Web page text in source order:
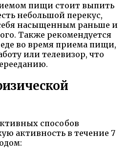
пищи стоит выпить
небольшой перекус,
насыщенным раньше и
Также рекомендуется
еде во время приема пищи,
или телевизор, что
способов
активность в течение 7